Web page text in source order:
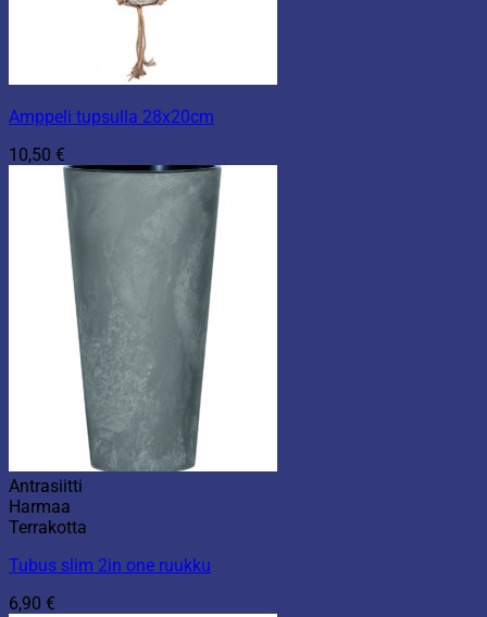
Amppeli tupsulla 28x20cm
10,50 €
Antrasiitti
Harmaa
Terrakotta
Tubus slim 2in one ruukku
6,90 €